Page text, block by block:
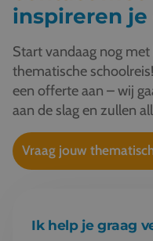
inspireren je
Start vandaag nog
thematische
een offerte aan – wij
aan de slag en zullen
Vraag jouw
Ik help je graag